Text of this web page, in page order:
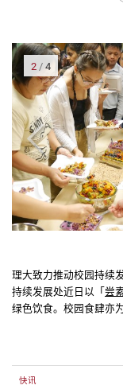
快讯
2 / 4
理大致力推动校园持续
持续发展处近日以「 尝
绿色饮食。校园食肆亦